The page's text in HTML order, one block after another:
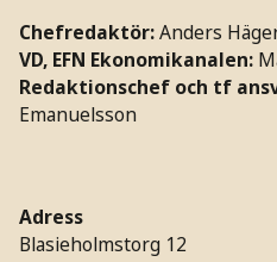
Chefredaktör:Anders
VD, EFN Ekonomikanalen:
Redaktionschef och tf
Emanuelsson
Adress
Blasieholmstorg 12